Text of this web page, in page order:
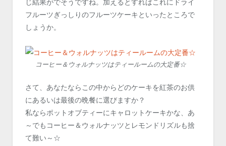
フルーツぎっしりのフルーツケーキといったところで
しょうか。
コーヒー＆ウォルナッツはティールームの大定番☆
さて、あなたならこの中からどのケーキを紅茶のお供
にあるいは最後の晩餐に選びますか？
私ならポットオブティーにキャロットケーキかな、あ
～でもコーヒー＆ウォルナッツとレモンドリズルも捨
て難い～☆